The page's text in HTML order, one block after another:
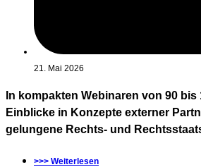
21. Mai 2026
In kompakten Webinaren von 90 bis
Einblicke in Konzepte externer
gelungene Rechts- und
>>> Weiterlesen